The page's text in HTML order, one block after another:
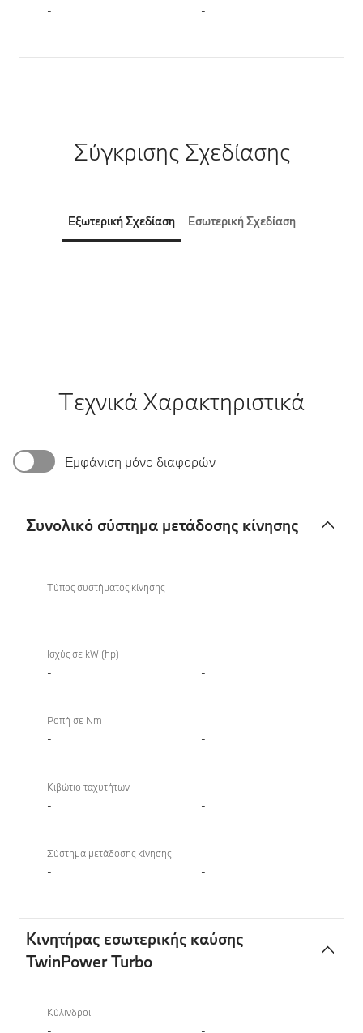
- -
Σύγκρισης Σχεδίασης
Εξωτερική Σχεδίαση Εσωτερική Σχεδίαση
Τεχνικά Χαρακτηριστικά
Εμφάνιση μόνο διαφορών
Συνολικό σύστημα μετάδοσης κίνησης
σύστημα
μετάδοσης
Τύπος συστήματος κίνησης
- -
Ισχύς σε kW (hp)
- -
Ροπή σε Nm
- -
Κιβώτιο ταχυτήτων
- -
Σύστημα μετάδοσης κίνησης
- -
Κινητήρας εσωτερικής καύσης
TwinPower Turbo
εσωτερικής
καύσης
Κύλινδροι